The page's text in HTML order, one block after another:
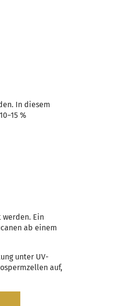
In diesem
%
Ein
ab einem
unter UV-
auf,